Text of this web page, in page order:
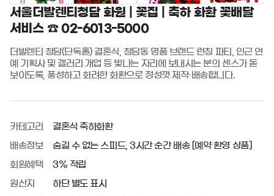
서울더발렌티청담 화원 | 꽃집 | 축하 화환 꽃배달
서비스 ☎️ 02-6013-5000
더발렌티 청담(단독홀) 결혼식, 청담동 명품 브랜드 런칭 파티, 인근 연
예 기획사 및 갤러리 개업 등 빛나는 자리에 보내시는 분의 센스가 돋
보이도록, 풍성하고 화려한 화환으로 정성껏 제작·배송합니다.
카테고리 결혼식 축하화환
배송정보 숨길 수 없는 스피드, 3시간 순간 배송 [예약 환영 상품]
회원혜택 3% 적립
원산지 하단 별도 표시